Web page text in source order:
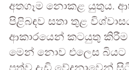
අතගෑම නොකළ යුතුය.
පිළිබඳව සතා තුළ
ආකාරයෙන් කටයුතු කිරීම
මෙන් නොව එලෙස